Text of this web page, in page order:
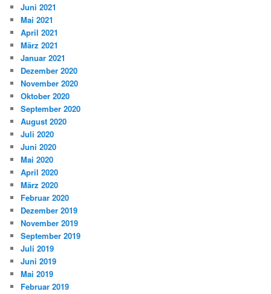
Juni 2021
Mai 2021
April 2021
März 2021
Januar 2021
Dezember 2020
November 2020
Oktober 2020
September 2020
August 2020
Juli 2020
Juni 2020
Mai 2020
April 2020
März 2020
Februar 2020
Dezember 2019
November 2019
September 2019
Juli 2019
Juni 2019
Mai 2019
Februar 2019